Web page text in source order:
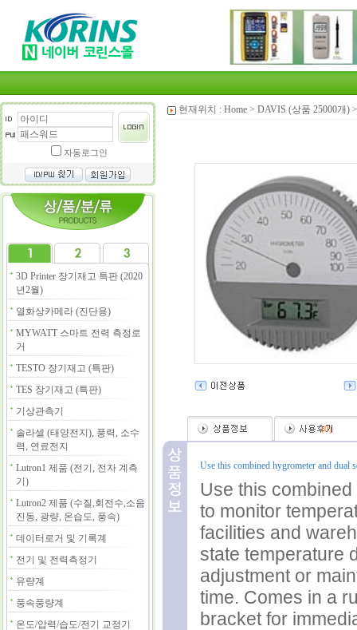
자동로그인
3D Printer 장기재고 특판 (2020
년2월)
열화상카메라 (진단용)
MYWATT 스마트 전력 측정로
거
TESTO 장기재고 (특판)
TES 장기재고 (특판)
기상관측기
솔라셀 (태양전지), 풍력, 소수
력, 연료전지
Lutron1 제품 (전기, 전자 계측
기)
Lutron2 제품 (수질,회전수,소음
진동, 광량, 온습도, 풍속)
데이터로거 및 기록계
전기 및 전력측정기
유량계
풍속풍량계
온도/압력/습도/전기 교정기
현재위치 : Home > DAVIS (상품 25000개)
(0)
Use this combined hygrometer and dual
Use this
to monitor
facilities and
state temperature
adjustment or
time. Comes in a
bracket for